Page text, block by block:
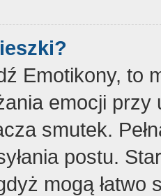
Emotikony, to
emocji
smutek.
postu.
mogą